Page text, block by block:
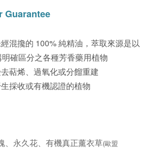
Guarantee
混攙的 100% 純精油，萃取來源是以
確區分之各種芳香藥用植物
萜烯、過氧化或分餾重建
採收或有機認證的植物
、永久花、有機真正薰衣草(歐盟